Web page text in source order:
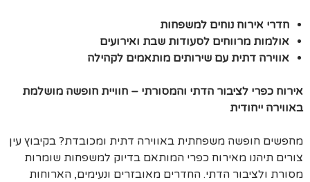
חדרי אירוח נוחים למשפחות
אולמות מרווחים לסעודות שבת ואירועים
אווירה דתית עם שירותים מותאמים לקהילה
אירוח כפרי לציבור הדתי והמסורתי – חוויית חופשה מושלמת
באווירה ייחודית
מחפשים חופשה משפחתית באווירה דתית ומכובדת? בקיבוץ עין
צורים תיהנו מאירוח כפרי המותאם בדיוק למשפחות שומרות
מסורת ולציבור הדתי. החדרים מאובזרים ונעימים, הארוחות